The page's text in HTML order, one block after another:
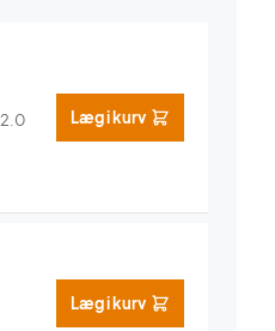
2.0
Læg i kurv
Læg i kurv